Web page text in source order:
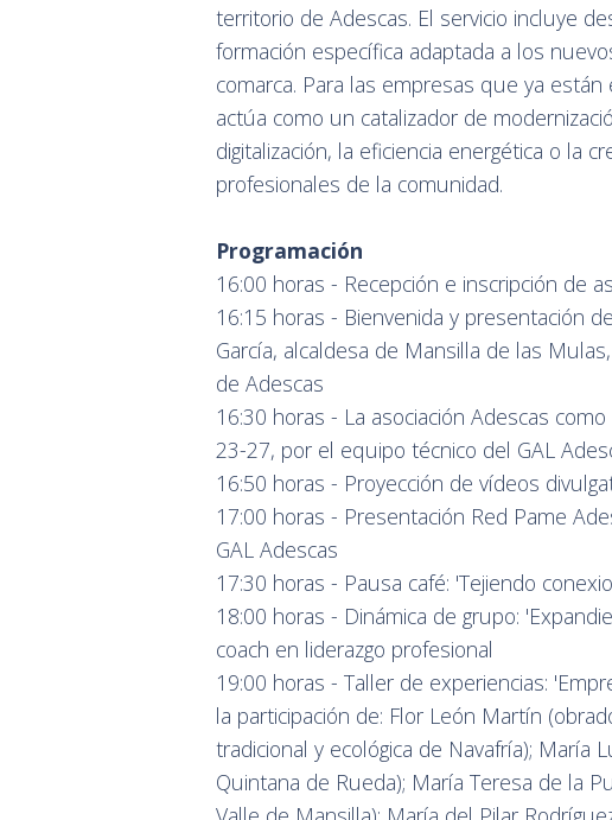
territorio de Adescas. El servicio incluye
formación específica adaptada a los
comarca. Para las empresas que ya
actúa como un catalizador de
digitalización, la eficiencia energética o la
profesionales de la comunidad.
Programación
16:00 horas - Recepción e inscripción de
16:15 horas - Bienvenida y presentación
García, alcaldesa de Mansilla de las
de Adescas
16:30 horas - La asociación Adescas
23-27, por el equipo técnico del GAL
16:50 horas - Proyección de vídeos
17:00 horas - Presentación Red Pame
GAL Adescas
17:30 horas - Pausa café: 'Tejiendo
18:00 horas - Dinámica de grupo:
coach en liderazgo profesional
19:00 horas - Taller de experiencias:
la participación de: Flor León Martín
tradicional y ecológica de Navafría); María
Quintana de Rueda); María Teresa de la